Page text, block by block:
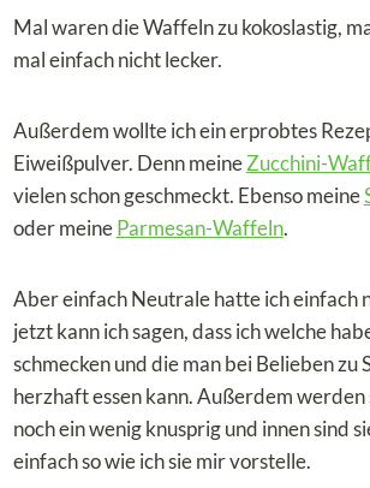
Mal waren die Waffeln zu kokoslastig,
mal einfach nicht lecker.
Außerdem wollte ich ein erprobtes
Eiweißpulver. Denn meineZucchini-
vielen schon geschmeckt. Ebenso meine
oder meineParmesan-Waffeln.
Aber einfach Neutrale hatte ich einfach
jetzt kann ich sagen, dass ich welche
schmecken und die man bei Belieben zu
herzhaft essen kann. Außerdem werden
noch ein wenig knusprig und innen sind
einfach so wie ich sie mir vorstelle.